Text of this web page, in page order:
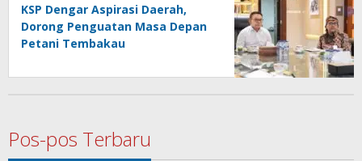
KSP Dengar Aspirasi Daerah,
Dorong Penguatan Masa Depan
Petani Tembakau
Pos-pos Terbaru